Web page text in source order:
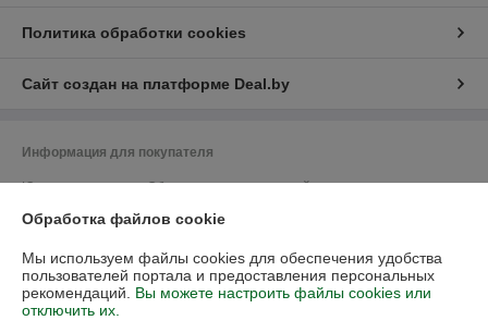
Политика обработки cookies
Сайт создан на платформе Deal.by
Информация для покупателя
Юридическое лицо:Общество с ограниченной ответственностью
г.Минск, ул.Чернышевского 10А, каб.104
Регистрационный номер ЕГР: 193458078
УНП: 193458078
Обработка файлов cookie
Мы используем файлы cookies для обеспечения удобства
пользователей портала и предоставления персональных
рекомендаций. Вы можете настроить файлы cookies или
отключить их.